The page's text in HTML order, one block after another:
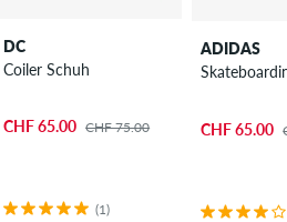
DC
Coiler Schuh
CHF 65.00 CHF 75.00
(1)
ADIDAS
CHF 65.00